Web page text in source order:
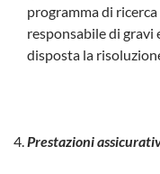
programma di
responsabile di gravi
disposta la
Prestazioni